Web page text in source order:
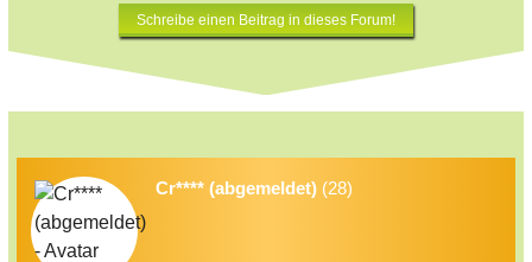
Schreibe einen Beitrag in dieses Forum!
Cr**** (abgemeldet) (28)